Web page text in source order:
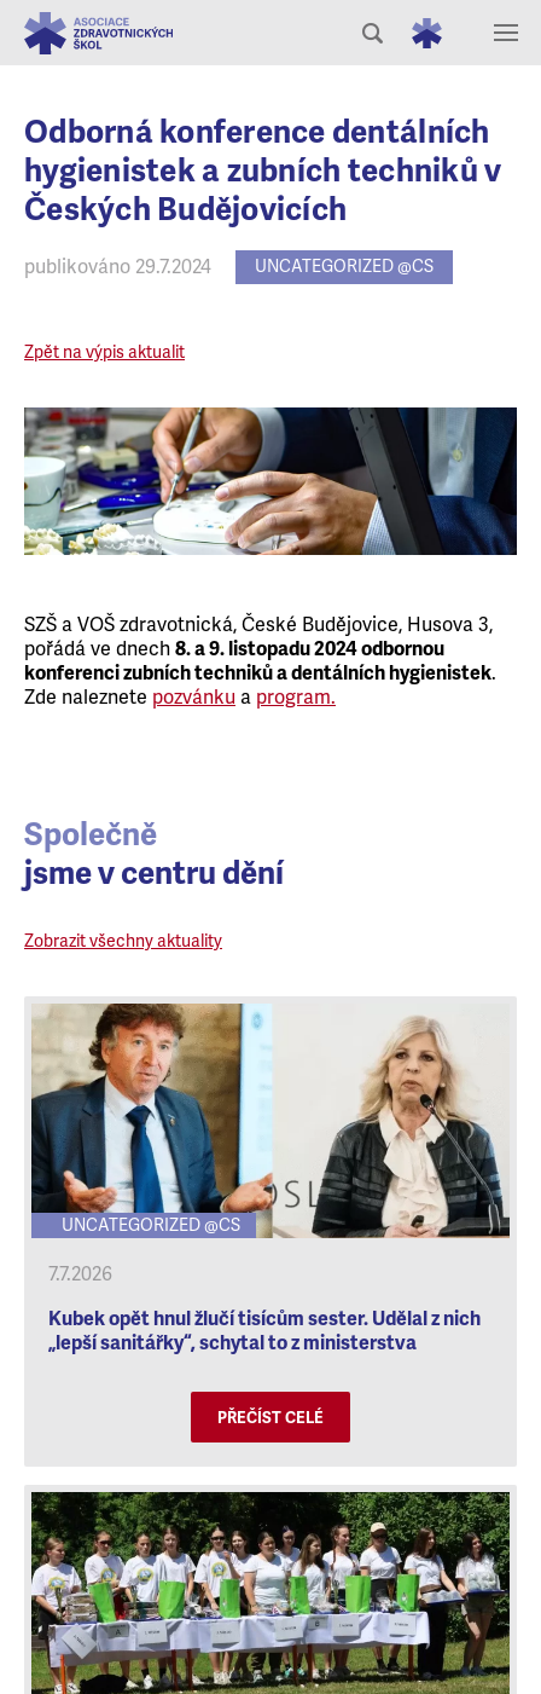
Odborná konference dentálních
hygienistek a zubních techniků v
Českých Budějovicích
publikováno 29.7.2024 UNCATEGORIZED @CS
Zpět na výpis aktualit
SZŠ a VOŠ zdravotnická, České Budějovice, Husova 3,
pořádá ve dnech 8. a 9. listopadu 2024 odbornou
konferenci zubních techniků a dentálních hygienistek.
Zde naleznete pozvánku a program.
Společně
jsme v centru dění
Zobrazit všechny aktuality
UNCATEGORIZED @CS
7.7.2026
Kubek opět hnul žlučí tisícům sester. Udělal z nich
„lepší sanitářky“, schytal to z ministerstva
PŘEČÍST CELÉ